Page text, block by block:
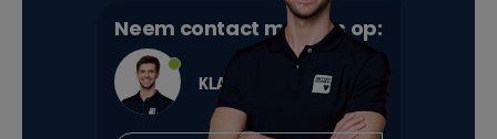
Neem contact met ons op:
KLANTENSERVICE